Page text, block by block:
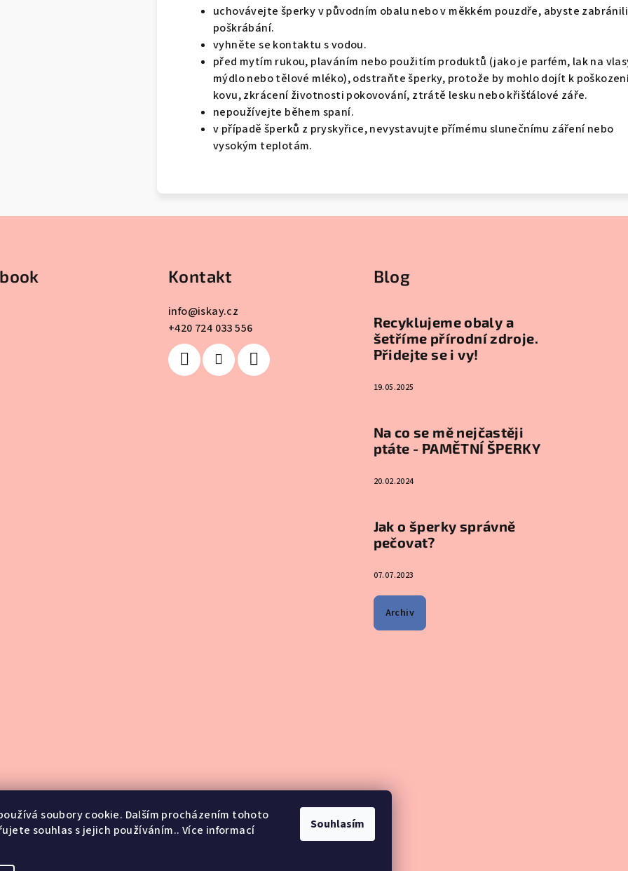
soubory cookie. Dalším procházením tohoto
souhlas s jejich používáním.. Více informací
Souhlasím
uchovávejte šperky v původním obalu nebo v měkkém pouzdře, abyste zabránili
poškrábání.
vyhněte se kontaktu s vodou.
před mytím rukou, plaváním nebo použitím produktů (jako je parfém, lak na
mýdlo nebo tělové mléko), odstraňte šperky, protože by mohlo dojít k
kovu, zkrácení životnosti pokovování, ztrátě lesku nebo křišťálové záře.
nepoužívejte během spaní.
v případě šperků z pryskyřice, nevystavujte přímému slunečnímu záření nebo
vysokým teplotám.
Kontakt
info@iskay.cz
+420 724 033 556
Blog
Recyklujeme obaly a
šetříme přírodní zdroje.
Přidejte se i vy!
19.05.2025
Na co se mě nejčastěji
ptáte - PAMĚTNÍ ŠPERKY
20.02.2024
Jak o šperky správně
pečovat?
07.07.2023
Archiv